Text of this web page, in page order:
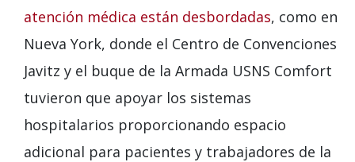
atención médica están desbordadas, como en
Nueva York, donde el Centro de Convenciones
Javitz y el buque de la Armada USNS Comfort
tuvieron que apoyar los sistemas
hospitalarios proporcionando espacio
adicional para pacientes y trabajadores de la